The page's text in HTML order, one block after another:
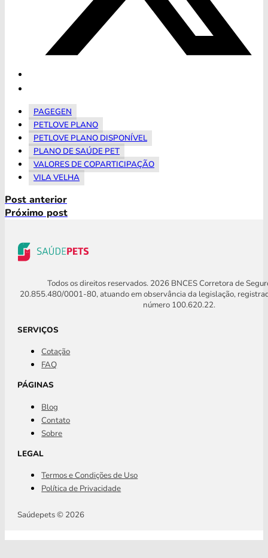
PAGEGEN
PETLOVE PLANO
PETLOVE PLANO DISPONÍVEL
PLANO DE SAÚDE PET
VALORES DE COPARTICIPAÇÃO
VILA VELHA
Post anterior
Próximo post
Todos os direitos reservados. 2026 BNCES Corretora de
20.855.480/0001-80, atuando em observância da legislação,
número 100.620.22.
SERVIÇOS
Cotação
FAQ
PÁGINAS
Blog
Contato
Sobre
LEGAL
Termos e Condições de Uso
Política de Privacidade
Saúdepets © 2026